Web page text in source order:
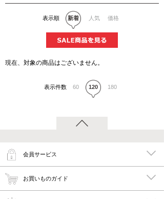
表示順 新着 人気 価格
現在、対象の商品はございません。
表示件数 60 120 180
会員サービス
お買いものガイド